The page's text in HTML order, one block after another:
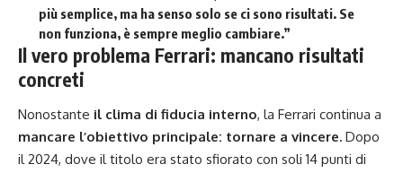
più semplice, ma ha senso solo se ci sono risultati. Se
non funziona, è sempre meglio cambiare.”
Il vero problema Ferrari: mancano risultati
concreti
Nonostante il clima di fiducia interno, la Ferrari continua a
mancare l’obiettivo principale: tornare a vincere. Dopo
il 2024, dove il titolo era stato sfiorato con soli 14 punti di